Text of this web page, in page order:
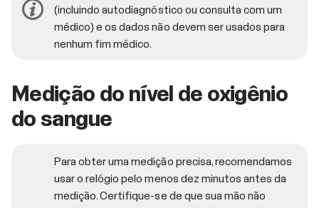
(incluindo autodiagnóstico ou consulta com um
médico) e os dados não devem ser usados para
nenhum fim médico.
Medição do nível de oxigênio
do sangue
Para obter uma medição precisa, recomendamos
usar o relógio pelo menos dez minutos antes da
medição. Certifique-se de que sua mão não